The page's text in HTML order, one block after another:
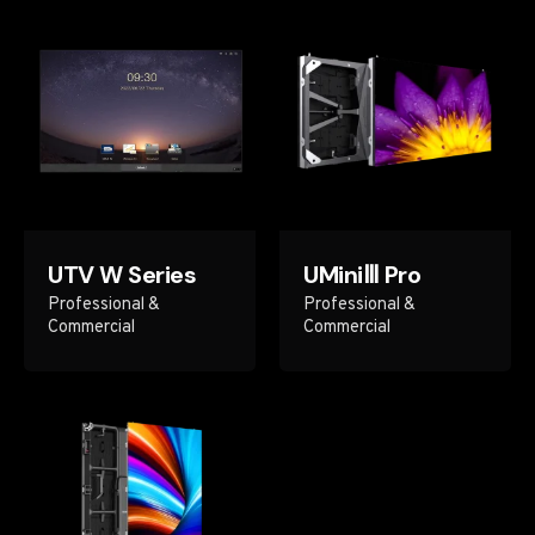
Rate this product:
UTV W Series
Professional &
Commercial
UMiniⅢ Pro
Professional &
Commercial